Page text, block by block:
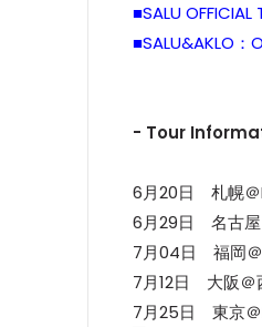
■SALU
■SALU&AKLO：
- Tour
6月20日 札幌
6月29日 名古屋
7月04日 福岡＠
7月12日 大阪＠
7月25日 東京＠